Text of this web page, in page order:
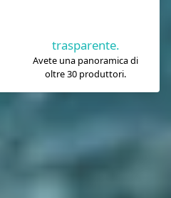
trasparente.
Avete una panoramica di
oltre 30 produttori.